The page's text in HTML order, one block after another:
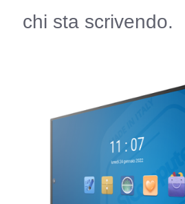
chi sta scrivendo.